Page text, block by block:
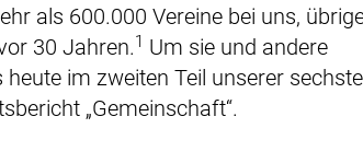
als 600.000 Vereine bei uns,
30 Jahren.1 Um sie und andere
im zweiten Teil unserer
„Gemeinschaft“.